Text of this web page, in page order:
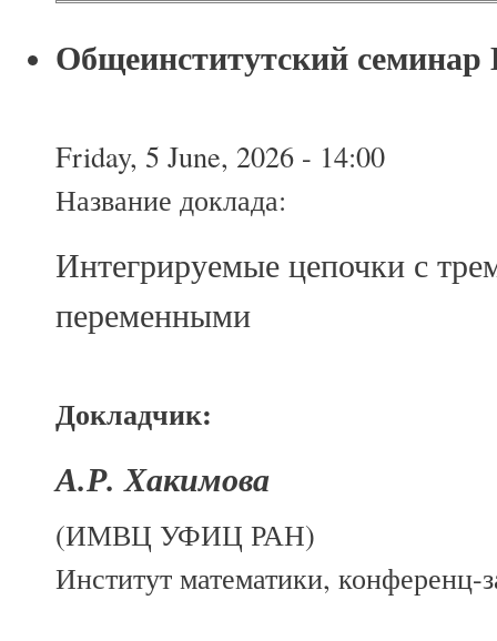
Общеинститутский
Friday, 5 June, 2026 - 14:00
Название доклада:
Интегрируемые цепочки с
переменными
Докладчик:
А.Р. Хакимова
(ИМВЦ УФИЦ РАН)
Институт математики, конференц-